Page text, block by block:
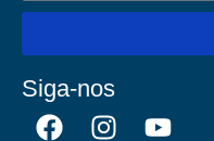
Siga-nos